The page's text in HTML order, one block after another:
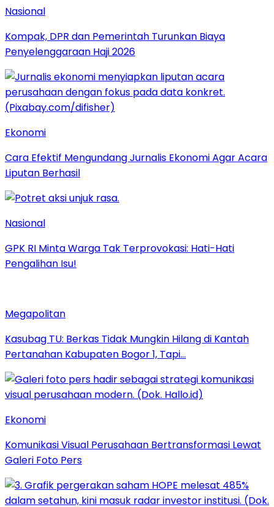
Nasional
Kompak, DPR dan Pemerintah Turunkan Biaya
Penyelenggaraan Haji 2026
Ekonomi
Cara Efektif Mengundang Jurnalis Ekonomi Agar Acara
Liputan Berhasil
Nasional
GPK RI Minta Warga Tak Terprovokasi: Hati-Hati
Pengalihan Isu!
Megapolitan
Kasubag TU: Berkas Tidak Mungkin Hilang di Kantah
Pertanahan Kabupaten Bogor 1, Tapi…
Ekonomi
Komunikasi Visual Perusahaan Bertransformasi Lewat
Galeri Foto Pers